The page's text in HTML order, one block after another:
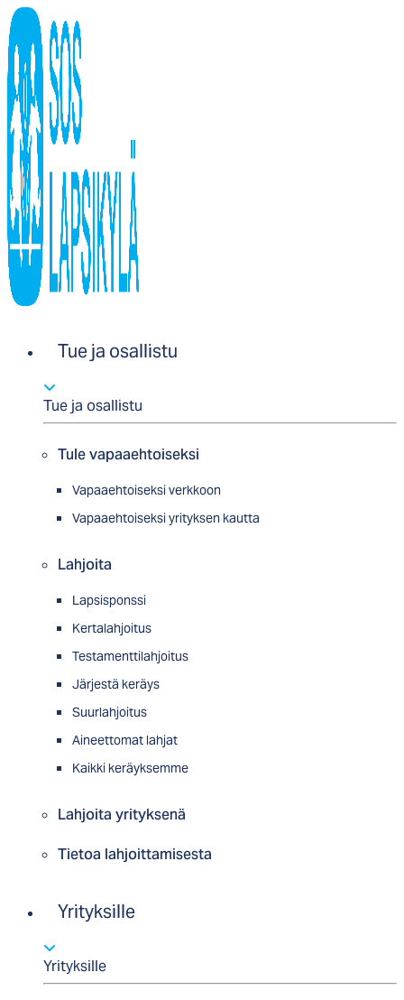
Tue ja osallistu
Tue ja osallistu
Tule vapaaehtoiseksi
Vapaaehtoiseksi verkkoon
Vapaaehtoiseksi yrityksen kautta
Lahjoita
Lapsisponssi
Kertalahjoitus
Testamenttilahjoitus
Järjestä keräys
Suurlahjoitus
Aineettomat lahjat
Kaikki keräyksemme
Lahjoita yrityksenä
Tietoa lahjoittamisesta
Yrityksille
Yrityksille